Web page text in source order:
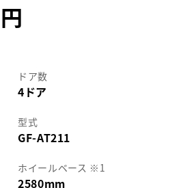
ドア数
4ドア
型式
GF-AT211
ホイールベース ※1
2580mm